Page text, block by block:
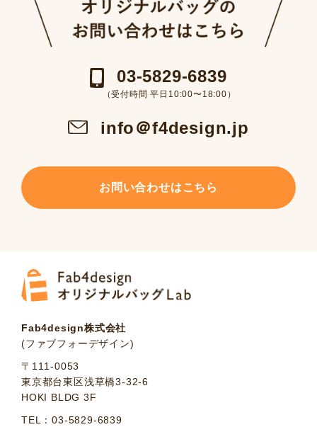
03-5829-6839
（受付時間 平日10:00〜18:00）
info＠f4design.jp
お問い合わせはこちら
Fab4design株式会社
(ファブフォーデザイン)
〒111-0053
東京都台東区浅草橋3-32-6
HOKI BLDG 3F
TEL：03-5829-6839